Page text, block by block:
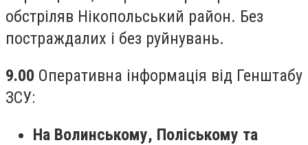
обстріляв Нікопольський район. Без
постраждалих і без руйнувань.
9.00 Оперативна інформація від Генштабу
ЗСУ:
На Волинському, Поліському та